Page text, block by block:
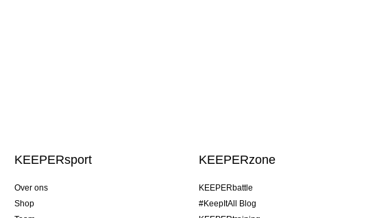
KEEPERsport
Over ons
Shop
KEEPERzone
KEEPERbattle
#KeepItAll Blog